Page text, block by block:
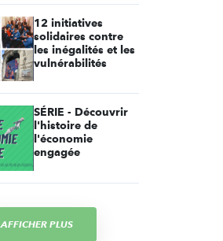
12 initiatives
solidaires contre
les inégalités et les
vulnérabilités
SÉRIE - Découvrir
l'histoire de
l'économie
engagée
AFFICHER PLUS